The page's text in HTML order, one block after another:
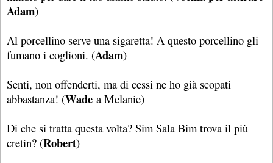
Adam)
Al porcellino serve una sigaretta! A questo porcellino gli
fumano i coglioni. (Adam)
Senti, non offenderti, ma di cessi ne ho già scopati
abbastanza! (Wade a Melanie)
Di che si tratta questa volta? Sim Sala Bim trova il più
cretin? (Robert)